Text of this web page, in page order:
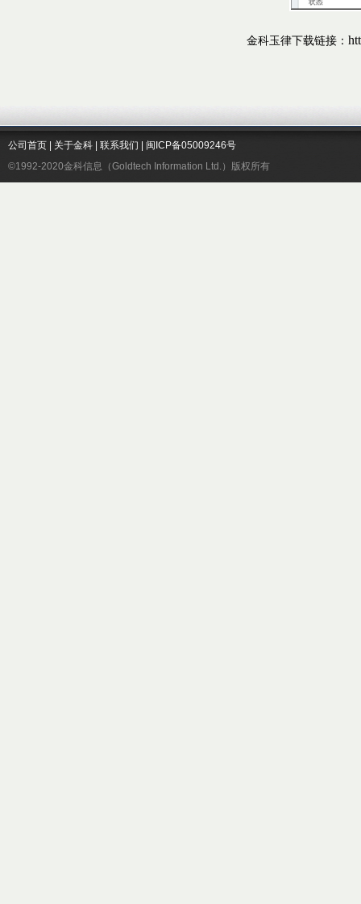
金科玉律下载链接：
公司首页 关于金科 联系我们
闽ICP备05009246号
©1992-2020金科信息（Goldtech Information Ltd.）版权所有